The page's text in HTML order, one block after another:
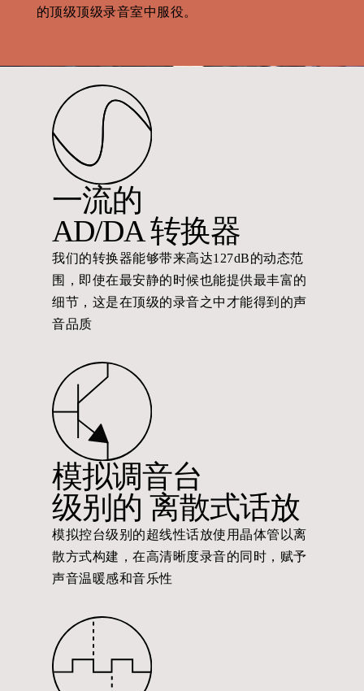
的顶级顶级录音室中服役。
一流的
AD/DA 转换器
我们的转换器能够带来高达127dB的动态范
围，即使在最安静的时候也能提供最丰富的
细节，这是在顶级的录音之中才能得到的声
音品质
模拟调音台
级别的 离散式话放
模拟控台级别的超线性话放使用晶体管以离
散方式构建，在高清晰度录音的同时，赋予
声音温暖感和音乐性